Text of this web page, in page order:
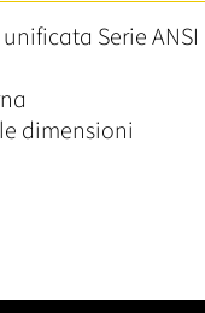
Serie
dimensioni